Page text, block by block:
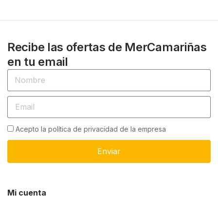
Recibe las ofertas de MerCamariñas
en tu email
Acepto la política de privacidad de la empresa
Enviar
Mi cuenta